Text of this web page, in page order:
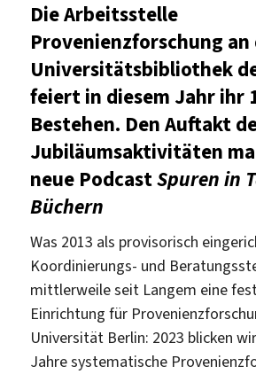
Die Arbeitsstelle
Provenienzforschung an
Universitätsbibliothek
feiert in diesem Jahr ihr
Bestehen. Den Auftakt
Jubiläumsaktivitäten
neue PodcastSpuren in
Büchern
Was 2013 als provisorisch
Koordinierungs- und
mittlerweile seit Langem eine
Einrichtung für
Universität Berlin: 2023 blicken
Jahre systematische